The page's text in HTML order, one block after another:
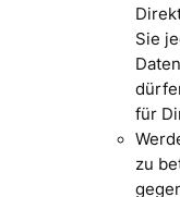
Sie
für
zu